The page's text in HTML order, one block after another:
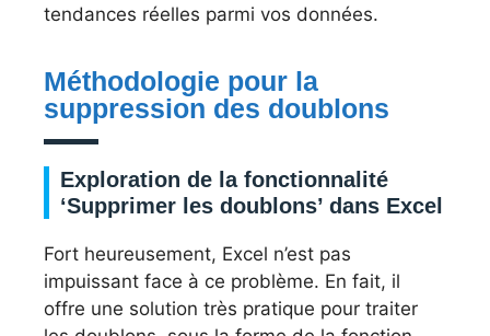
tendances réelles parmi vos données.
Méthodologie pour la
suppression des doublons
Exploration de la fonctionnalité
‘Supprimer les doublons’ dans Excel
Fort heureusement, Excel n’est pas
impuissant face à ce problème. En fait, il
offre une solution très pratique pour traiter